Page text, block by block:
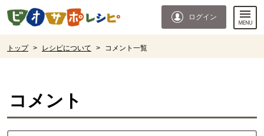
ページの先頭です。
ログイン
トップ > レシピについて > コメント一覧
コメント